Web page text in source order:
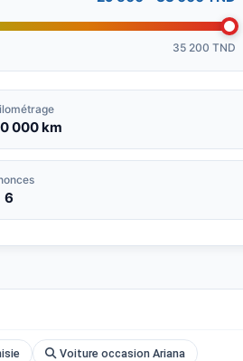
35 200 TND
000 km
6
Voiture occasion Ariana